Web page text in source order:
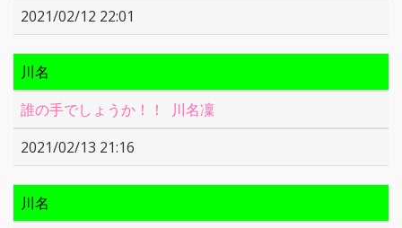
2021/02/12 22:01
川名
誰の手でしょうか！！ 川名凜
2021/02/13 21:16
川名